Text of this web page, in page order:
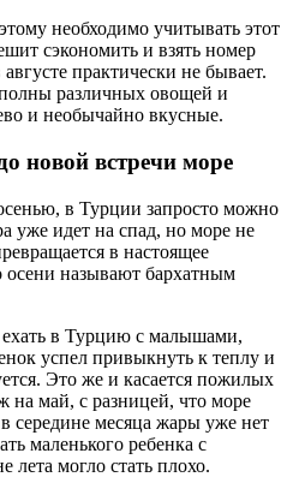
необходимо учитывать этот
сэкономить и взять номер
практически не бывает.
различных овощей и
и необычайно вкусные.
новой встречи море
в Турции запросто можно
уже идет на спад, но море не
в настоящее
осени называют бархатным
в Турцию с малышами,
успел привыкнуть к теплу и
Это же и касается пожилых
май, с разницей, что море
середине месяца жары уже нет
маленького ребенка с
лета могло стать плохо.